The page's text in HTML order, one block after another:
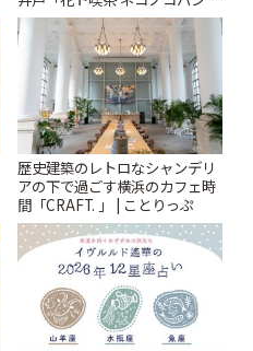
| ことりっぷ
歴史建築のレトロなシャンデリ
アの下で過ごす横浜のカフェ時
間「CRAFT. 」 | ことりっぷ